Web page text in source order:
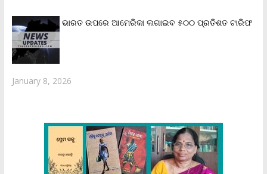
ଭାରତ ଉପରେ ଆମେରିକା ଲଗାଇବ ୫୦୦ ପ୍ରତିଶତ ଟାରିଫ
January 8, 2026